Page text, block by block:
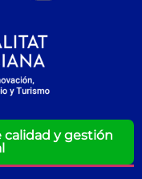
calidad y gestión